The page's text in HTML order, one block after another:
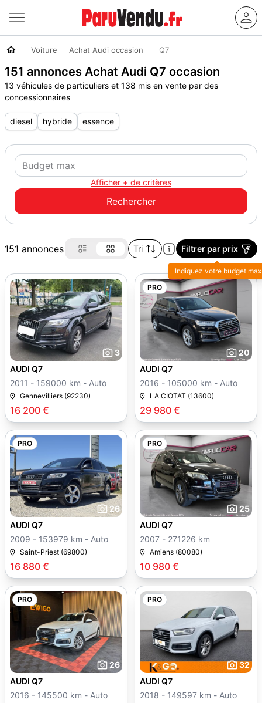
Voiture Achat Audi occasion Q7
151 annonces Achat Audi Q7 occasion
13 véhicules de particuliers et 138 mis en vente par des
concessionnaires
diesel hybride essence
Afficher + de critères
151 annonces Tri Filtrer par prix
Indiquez votre budget max
3
16 200 €
AUDI Q7
2011 - 159000 km - Auto
Gennevilliers (92230)
PRO
20
29 980 €
AUDI Q7
2016 - 105000 km - Auto
LA CIOTAT (13600)
PRO
26
16 880 €
AUDI Q7
2009 - 153979 km - Auto
Saint-Priest (69800)
PRO
25
10 980 €
AUDI Q7
2007 - 271226 km
Amiens (80080)
PRO
26
AUDI Q7
2016 - 145500 km - Auto
PRO
32
AUDI Q7
2018 - 149597 km - Auto